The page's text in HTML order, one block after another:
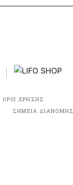
ΟΡΟΙ ΧΡΗΣΗΣ
ΣΗΜΕΙΑ ΔΙΑΝΟΜΗΣ